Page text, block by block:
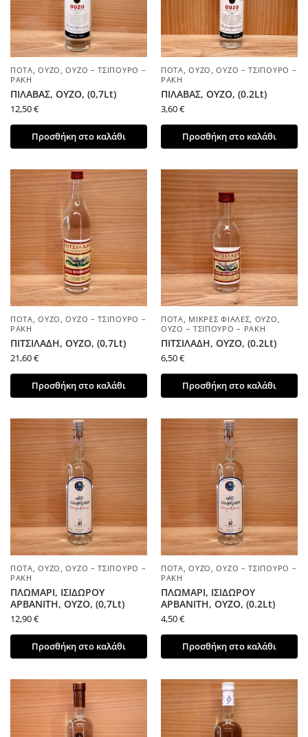
ΠΟΤΆ,ΟΎΖΟ ,ΟΎΖΟ – ΤΣΊΠΟΥΡΟ –
ΡΑΚΉ
ΠΙΛΑΒΑΣ, ΟΥΖΟ, (0,7Lt)
12,50€
Προσθήκη στο καλάθι
ΠΟΤΆ,ΟΎΖΟ ,ΟΎΖΟ – ΤΣΊΠΟΥΡΟ –
ΡΑΚΉ
ΠΙΛΑΒΑΣ, ΟΥΖΟ, (0.2Lt)
3,60€
Προσθήκη στο καλάθι
ΠΟΤΆ,ΟΎΖΟ ,ΟΎΖΟ – ΤΣΊΠΟΥΡΟ –
ΡΑΚΉ
ΠΙΤΣΙΛΑΔΗ, ΟΥΖΟ, (0,7Lt)
21,60€
Προσθήκη στο καλάθι
ΠΟΤΆ, ΜΙΚΡΈΣ ΦΙΆΛΕΣ, ΟΎΖΟ ,
ΟΎΖΟ – ΤΣΊΠΟΥΡΟ – ΡΑΚΉ
ΠΙΤΣΙΛΑΔΗ, ΟΥΖΟ, (0.2Lt)
6,50€
Προσθήκη στο καλάθι
ΠΟΤΆ,ΟΎΖΟ ,ΟΎΖΟ – ΤΣΊΠΟΥΡΟ –
ΡΑΚΉ
ΠΛΩΜΑΡΙ, ΙΣΙΔΩΡΟΥ
ΑΡΒΑΝΙΤΗ, ΟΥΖΟ, (0,7Lt)
12,90€
Προσθήκη στο καλάθι
ΠΟΤΆ,ΟΎΖΟ ,ΟΎΖΟ – ΤΣΊΠΟΥΡΟ –
ΡΑΚΉ
ΠΛΩΜΑΡΙ, ΙΣΙΔΩΡΟΥ
ΑΡΒΑΝΙΤΗ, ΟΥΖΟ, (0.2Lt)
4,50€
Προσθήκη στο καλάθι